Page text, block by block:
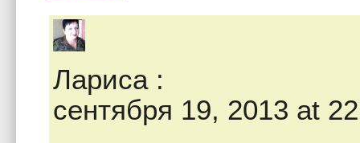
Лариса:
сентября 19, 2013 at